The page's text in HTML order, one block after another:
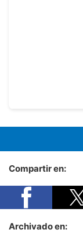
Compartir en:
Archivado en: